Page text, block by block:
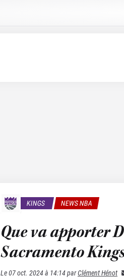
KINGS NEWS NBA
Que va apporter
Sacramento
Le07 oct. 2024 à 14:14parClément Hénot